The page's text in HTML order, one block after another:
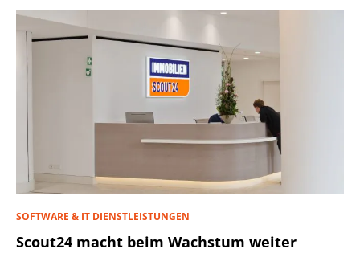
SOFTWARE & IT DIENSTLEISTUNGEN
Scout24 macht beim Wachstum weiter